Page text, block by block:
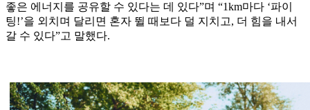
좋은 에너지를 공유할 수 있다는 데 있다”며 “1km마다 ‘파이
팅!’을 외치며 달리면 혼자 뛸 때보다 덜 지치고, 더 힘을 내서
갈 수 있다”고 말했다.